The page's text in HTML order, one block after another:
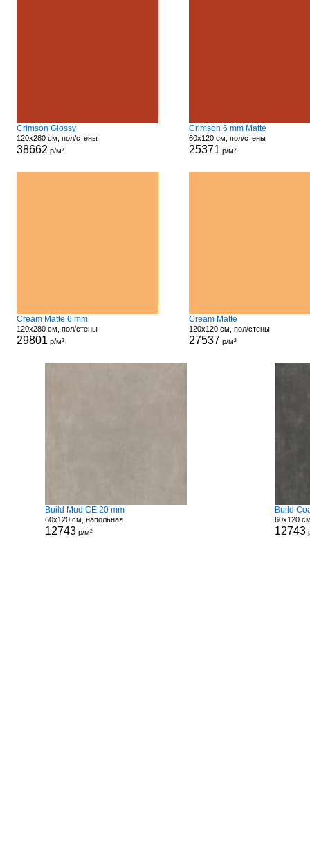
Crimson Glossy
120x280 см, пол/стены
38662 р/м²
Crimson 6 mm Matte
60x120 см, пол/стены
25371 р/м²
Cream Matte 6 mm
120x280 см, пол/стены
29801 р/м²
Cream Matte
120x120 см, пол/стены
27537 р/м²
Build Mud CE 20 mm
60x120 см, напольная
12743 р/м²
Build
60x120
12743